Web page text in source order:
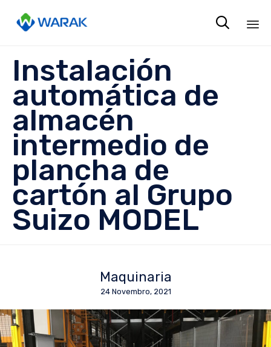

Instalación
automática de
almacén
intermedio de
plancha de
cartón al Grupo
Suizo MODEL
Maquinaria
24 Novembro, 2021